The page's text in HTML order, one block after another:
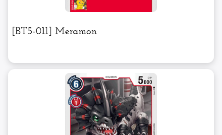
[BT5-011] Meramon